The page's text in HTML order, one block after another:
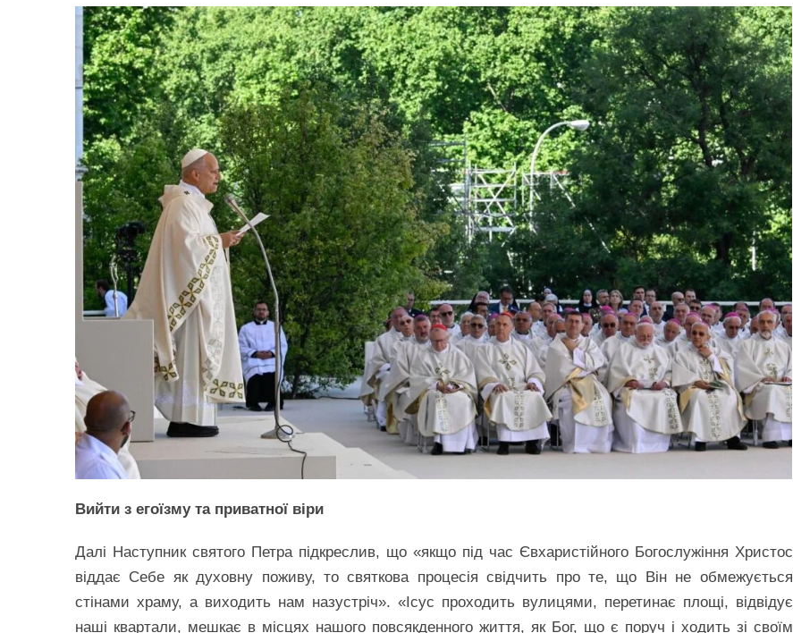
Вийти з егоїзму та приватної віри
Далі Наступник святого Петра підкреслив, що «якщо під час Євхаристійного Богослужіння Христос
віддає Себе як духовну поживу, то святкова процесія свідчить про те, що Він не обмежується
стінами храму, а виходить нам назустріч». «Ісус проходить вулицями, перетинає площі, відвідує
наші квартали, мешкає в місцях нашого повсякденного життя, як Бог, що є поруч і ходить зі своїм